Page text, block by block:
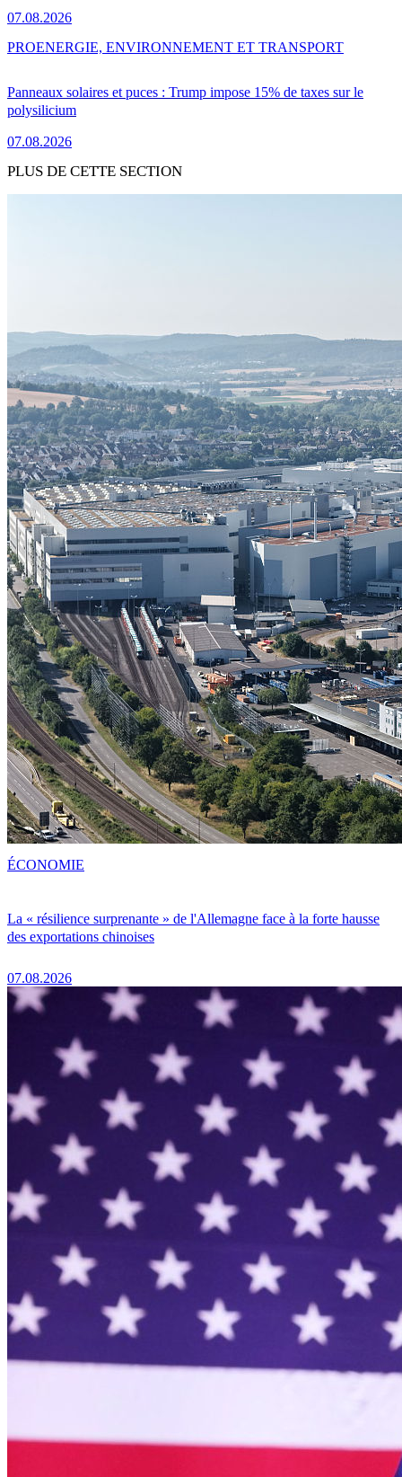
07.08.2026
Panneaux solaires et puces : Trump impose 15% de taxes sur le
polysilicium
07.08.2026
PROENERGIE, ENVIRONNEMENT ET TRANSPORT
PLUS DE CETTE SECTION
La « résilience surprenante » de l'Allemagne face à la forte hausse
des exportations chinoises
07.08.2026
ÉCONOMIE